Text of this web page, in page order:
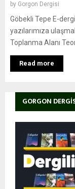
by Gorgon Dergisi
Göbekli Tepe E-
yazılarımıza
Toplanma Alanı
Read more
GORGON